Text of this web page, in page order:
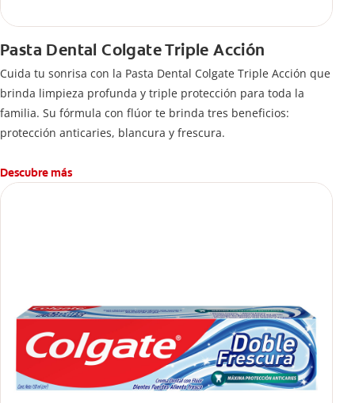
Pasta Dental Colgate Triple Acción
Cuida tu sonrisa con la Pasta Dental Colgate Triple Acción que
brinda limpieza profunda y triple protección para toda la
familia. Su fórmula con flúor te brinda tres beneficios:
protección anticaries, blancura y frescura.
Descubre más